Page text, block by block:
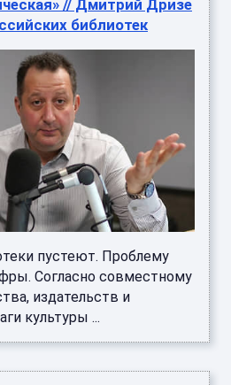
// Дмитрий Дризе
библиотек
пустеют. Проблему
Согласно совместному
издательств и
культуры ...